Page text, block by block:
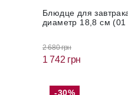
Блюдце для
диаметр 18,8 см (01
2 680 грн
1 742 грн
-30%